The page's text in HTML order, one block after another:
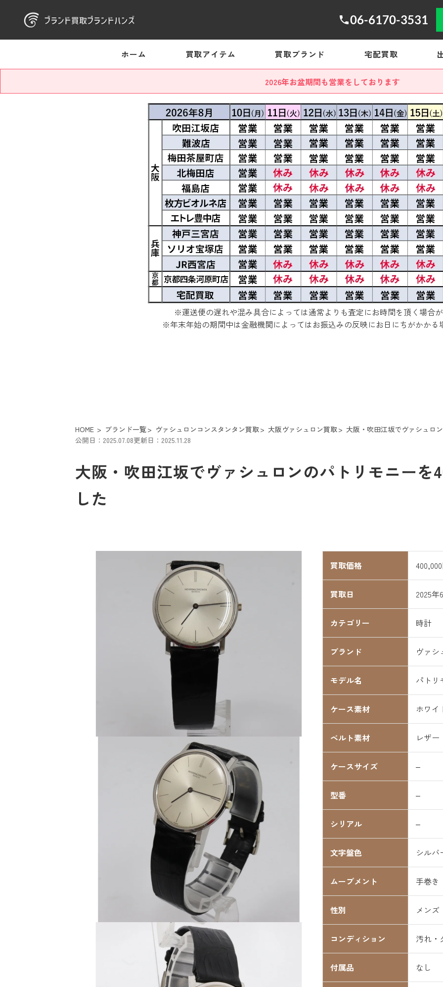
06-6170-3531
ホーム 買取アイテム 買取ブランド 宅配買取
2026年お盆期間も営業をしております
※運送便の遅れや混み具合によっては通常よりも査定にお時間を頂く場合が
※年末年始の期間中は金融機関によってはお振込みの反映にお日にちがかかる
HOME ブランド一覧 ヴァシュロンコンスタンタン買取 大阪ヴァシュロン買取
大阪・吹田江坂でヴァシュロ
公開日：2025.07.08更新日：2025.11.28
大阪・吹田江坂でヴァシュロンのパトリモニーを
した
買取価格
買取日 2025年
カテゴリー 時計
ブランド ヴァシ
モデル名 パトリ
ケース素材 ホワイ
ベルト素材 レザー
ケースサイズ –
型番 –
シリアル –
文字盤色 シルバ
ムーブメント 手巻き
性別 メンズ
コンディション 汚れ・
付属品 なし